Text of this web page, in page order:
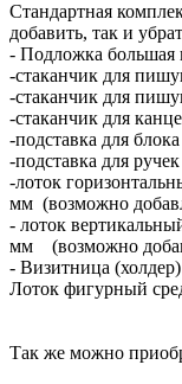
Стандартная
добавить, так и
- Подложка большая
-стаканчик для
-стаканчик для
-стаканчик для
-подставка для
-подставка для
-лоток
мм (возможно
- лоток
мм (возможно
- Визитница (холдер)
Лоток фигурный
Так же можно